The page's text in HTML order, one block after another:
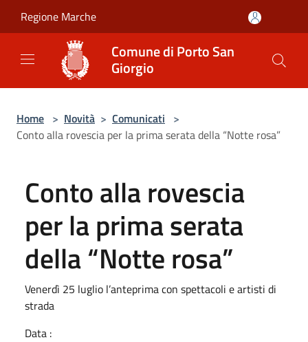
Regione Marche
Comune di Porto San
Giorgio
Home > Novità > Comunicati >
Conto alla rovescia per la prima serata della “Notte rosa”
Conto alla rovescia
per la prima serata
della “Notte rosa”
Venerdì 25 luglio l’anteprima con spettacoli e artisti di
strada
Data :